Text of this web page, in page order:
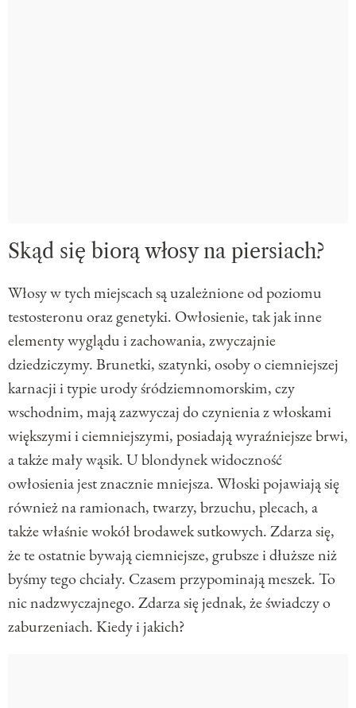
Skąd się biorą włosy na piersiach?
Włosy w tych miejscach są uzależnione od poziomu
testosteronu oraz genetyki. Owłosienie, tak jak inne
elementy wyglądu i zachowania, zwyczajnie
dziedziczymy. Brunetki, szatynki, osoby o ciemniejszej
karnacji i typie urody śródziemnomorskim, czy
wschodnim, mają zazwyczaj do czynienia z włoskami
większymi i ciemniejszymi, posiadają wyraźniejsze brwi,
a także mały wąsik. U blondynek widoczność
owłosienia jest znacznie mniejsza. Włoski pojawiają się
również na ramionach, twarzy, brzuchu, plecach, a
także właśnie wokół brodawek sutkowych. Zdarza się,
że te ostatnie bywają ciemniejsze, grubsze i dłuższe niż
byśmy tego chciały. Czasem przypominają meszek. To
nic nadzwyczajnego. Zdarza się jednak, że świadczy o
zaburzeniach. Kiedy i jakich?